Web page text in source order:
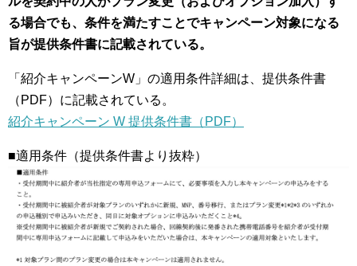
る場合でも、条件を満たすことでキャンペーン対象になる
旨が提供条件書に記載されている。
「紹介キャンペーンW」の適用条件詳細は、提供条件書
（PDF）に記載されている。
紹介キャンペーン W 提供条件書（PDF）
■適用条件（提供条件書より抜粋）